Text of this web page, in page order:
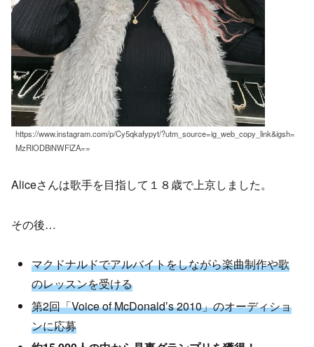
https://www.instagram.com/p/Cy5qkafypyt/?utm_source=ig_web_copy_link&igsh=
MzRlODBiNWFlZA==
Aliceさんは歌手を目指して１８歳で上京しました。
その後…
マクドナルドでアルバイトをしながら楽曲制作や歌
のレッスンを受ける
第2回「Voice of McDonaldʼs 2010」のオーディショ
ンに応募